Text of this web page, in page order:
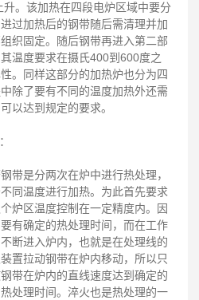
。该加热在四段电炉区域中要分
过加热后的钢带随后需清理并加
织固定。随后钢带再进入第二部
温度要求在摄氏400到600度之
。同样这部分的加热炉也分为四
除了要有不同的温度加热外还需
以达到规定的要求。
是分两次在炉中进行热处理，
同温度进行加热。为此首先要求
炉区温度控制在一定精度内。因
有确定的热处理时间，而在工作
断进入炉内，也就是在处理线的
置拉动钢带在炉内移动，所以只
带在炉内的直线速度达到确定的
处理时间。淬火也是热处理的一